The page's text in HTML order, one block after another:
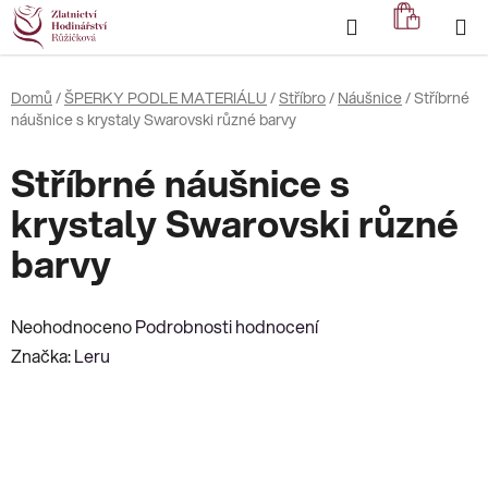
Přejít
na
obsah
Hledat
KOŠÍK
Domů /ŠPERKY PODLE MATERIÁLU /Stříbro/ Náušnice/Stříbrné
náušnice s krystaly Swarovski různé barvy
Stříbrné náušnice s
krystaly Swarovski různé
barvy
Průměrné
hodnocení
NeohodnocenoPodrobnosti hodnocení
Značka:Leru